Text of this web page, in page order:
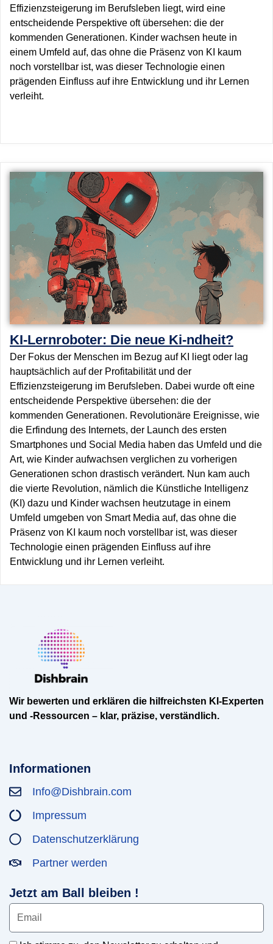
Effizienzsteigerung im Berufsleben liegt, wird eine
entscheidende Perspektive oft übersehen: die der
kommenden Generationen. Kinder wachsen heute in
einem Umfeld auf, das ohne die Präsenz von KI kaum
noch vorstellbar ist, was dieser Technologie einen
prägenden Einfluss auf ihre Entwicklung und ihr Lernen
verleiht.
KI-Lernroboter: Die neue Ki-ndheit?
Der Fokus der Menschen im Bezug auf KI liegt oder lag
hauptsächlich auf der Profitabilität und der
Effizienzsteigerung im Berufsleben. Dabei wurde oft eine
entscheidende Perspektive übersehen: die der
kommenden Generationen. Revolutionäre Ereignisse, wie
die Erfindung des Internets, der Launch des ersten
Smartphones und Social Media haben das Umfeld und die
Art, wie Kinder aufwachsen verglichen zu vorherigen
Generationen schon drastisch verändert. Nun kam auch
die vierte Revolution, nämlich die Künstliche Intelligenz
(KI) dazu und Kinder wachsen heutzutage in einem
Umfeld umgeben von Smart Media auf, das ohne die
Präsenz von KI kaum noch vorstellbar ist, was dieser
Technologie einen prägenden Einfluss auf ihre
Entwicklung und ihr Lernen verleiht.
Wir bewerten und erklären die hilfreichsten KI-Experten
und -Ressourcen – klar, präzise, verständlich.
Informationen
Info@Dishbrain.com
Impressum
Datenschutzerklärung
Partner werden
Jetzt am Ball bleiben !